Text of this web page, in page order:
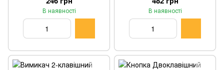
В наявності В наявності